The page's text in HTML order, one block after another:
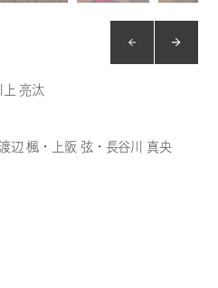
上 亮汰
辺 楓・上阪 弦・長谷川 真央